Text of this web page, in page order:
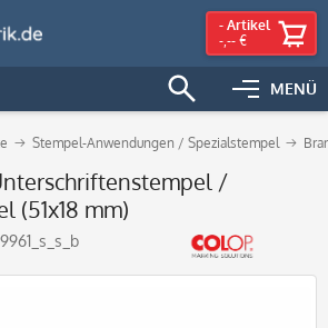
MENÜ
- Artikel
-,-- €
Stempel-Anwendungen / Spezialstempel
/
(51x18 mm)